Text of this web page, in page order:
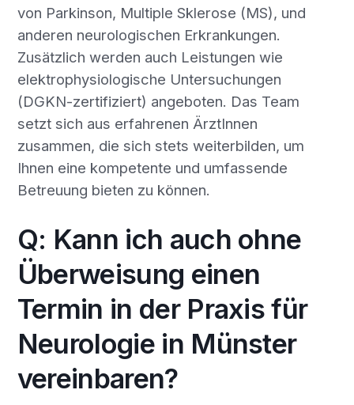
von Parkinson, Multiple Sklerose (MS), und
anderen neurologischen Erkrankungen.
Zusätzlich werden auch Leistungen wie
elektrophysiologische Untersuchungen
(DGKN-zertifiziert) angeboten. Das Team
setzt sich aus erfahrenen ÄrztInnen
zusammen, die sich stets weiterbilden, um
Ihnen eine kompetente und umfassende
Betreuung bieten zu können.
Q: Kann ich auch ohne
Überweisung einen
Termin in der Praxis für
Neurologie in Münster
vereinbaren?